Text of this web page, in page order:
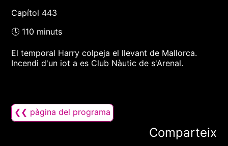
Capítol 443
🕓 110 minuts
El temporal Harry colpeja el llevant de Mallorca.
Incendi d'un iot a es Club Nàutic de s'Arenal.
❮❮ pàgina del programa
Comparteix